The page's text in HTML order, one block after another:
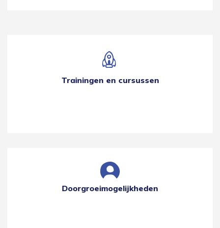
Trainingen en cursussen
Doorgroeimogelijkheden